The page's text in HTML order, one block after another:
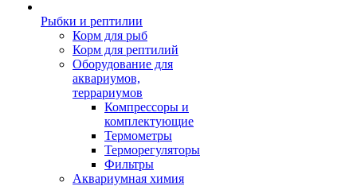
Рыбки и рептилии
Корм для рыб
Корм для рептилий
Оборудование для
аквариумов,
террариумов
Компрессоры и
комплектующие
Термометры
Терморегуляторы
Фильтры
Аквариумная химия